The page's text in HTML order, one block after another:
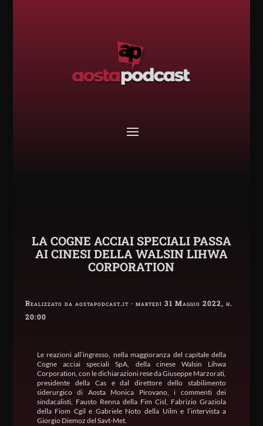
LA COGNE ACCIAI SPECIALI PASSA
AI CINESI DELLA WALSIN LIHWA
CORPORATION
Realizzato da aostapodcast.it · martedì 31 Maggio 2022, h.
20:00
Le reazioni all’ingresso, nella maggioranza del capitale della
Cogne acciai speciali SpA, della cinese Walsin Lihwa
Corporation, con le dichiarazioni rese da Giuseppe Marzorati,
presidente della Cas e dal direttore dello stabilimento
siderurgico di Aosta Monica Pirovano, i commenti dei
sindacalisti, Fausto Renna della Fim Cisl, Fabrizio Graziola
della Fiom Cgil e Gabriele Noto della Uilm e l’intervista a
Giorgio Diemoz del Savt-Met.